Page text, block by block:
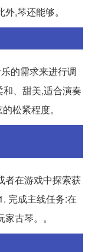
,琴还能够。
的需求来进行调
、甜美,适合演奏
松紧程度。
者在游戏中探索获
完成主线任务:在
古琴。。